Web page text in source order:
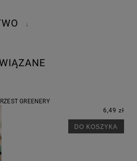
↓
GREENERY
6,49 zł
DO KOSZYKA